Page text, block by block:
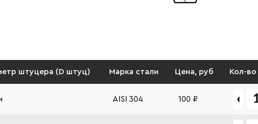
штуцера (D штуц) Марка стали Цена, руб Кол-во
AISI 304 100 ₽